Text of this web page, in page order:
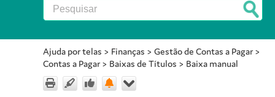
Ajuda por telas > Finanças > Gestão de Contas a Pagar>
Contas a Pagar> Baixas de Títulos > Baixa manual